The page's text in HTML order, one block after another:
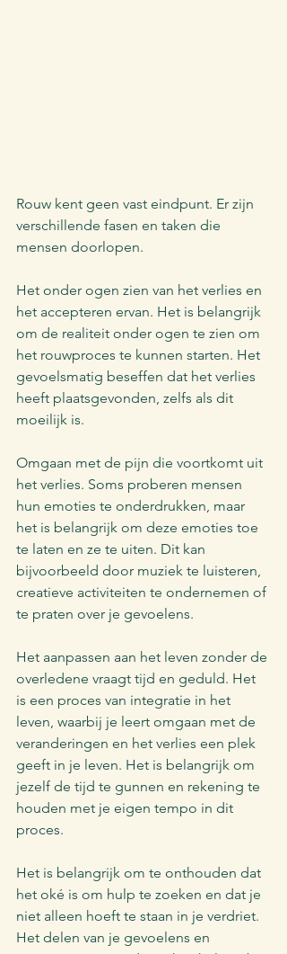
Rouw kent geen vast eindpunt. Er zijn
verschillende fasen en taken die
mensen doorlopen.
Het onder ogen zien van het verlies en
het accepteren ervan. Het is belangrijk
om de realiteit onder ogen te zien om
het rouwproces te kunnen starten. Het
gevoelsmatig beseffen dat het verlies
heeft plaatsgevonden, zelfs als dit
moeilijk is.
Omgaan met de pijn die voortkomt uit
het verlies. Soms proberen mensen
hun emoties te onderdrukken, maar
het is belangrijk om deze emoties toe
te laten en ze te uiten. Dit kan
bijvoorbeeld door muziek te luisteren,
creatieve activiteiten te ondernemen of
te praten over je gevoelens.
Het aanpassen aan het leven zonder de
overledene vraagt tijd en geduld. Het
is een proces van integratie in het
leven, waarbij je leert omgaan met de
veranderingen en het verlies een plek
geeft in je leven. Het is belangrijk om
jezelf de tijd te gunnen en rekening te
houden met je eigen tempo in dit
proces.
Het is belangrijk om te onthouden dat
het oké is om hulp te zoeken en dat je
niet alleen hoeft te staan in je verdriet.
Het delen van je gevoelens en